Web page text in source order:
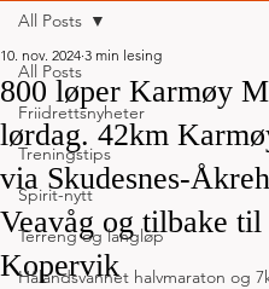
All Posts
Friidrettsnyheter
Treningstips
Spirit-nytt
Terreng og langløp
Hålandsvannet halvmaraton og
All Posts
800 løper Karmøy
lørdag. 42km
via Skudesnes-
Veavåg og tilbake til
Kopervik
10. nov. 2024 3 min lesing